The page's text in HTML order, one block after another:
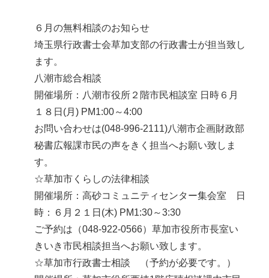
６月の無料相談のお知らせ
埼玉県行政書士会草加支部の行政書士が担当致し
ます。
八潮市総合相談
開催場所：八潮市役所２階市民相談室 日時６月
１８日(月) PM1:00～4:00
お問い合わせは(048-996-2111)八潮市企画財政部
秘書広報課市民の声をきく担当へお願い致しま
す。
☆草加市くらしの法律相談
開催場所：高砂コミュニティセンター集会室 日
時：６月２１日(木) PM1:30～3:30
ご予約は（048-922-0566）草加市役所市長室い
きいき市民相談担当へお願い致します。
☆草加市行政書士相談 （予約が必要です。）